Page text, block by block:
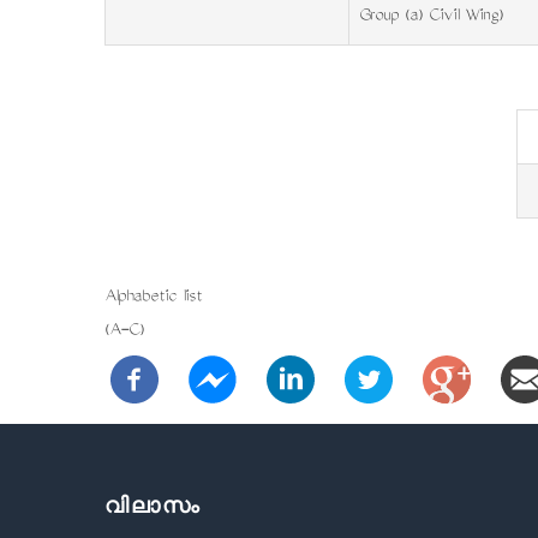
Group (a) Civil Wing)
Alphabetic list
(A-C)
വിലാസം